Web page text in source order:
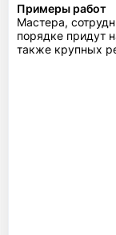
Примеры работ
Мастера,
порядке придут
также крупных